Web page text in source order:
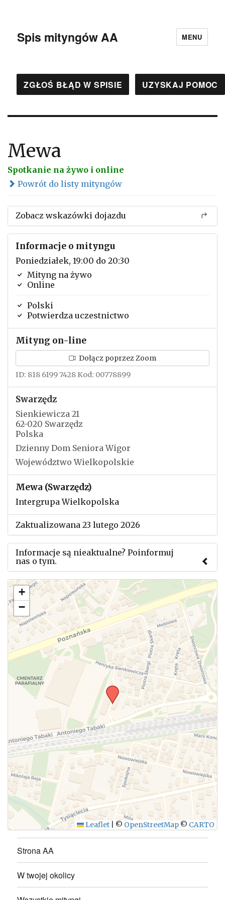
Spis mityngów AA MENU
ZGŁOŚ BŁĄD W SPISIE UZYSKAJ POMOC
Mewa
Spotkanie na żywo i online
Powrót do listy mityngów
Zobacz wskazówki dojazdu
Informacje o mityngu
Poniedziałek, 19:00 do 20:30
Mityng na żywo
Online
Polski
Potwierdza uczestnictwo
Mityng on-line
Dołącz poprzez Zoom
ID: 818 6199 7428 Kod: 00778899
Swarzędz
Sienkiewicza 21
62-020 Swarzędz
Polska
Dzienny Dom Seniora Wigor
Województwo Wielkopolskie
Mewa (Swarzędz)
Intergrupa Wielkopolska
Zaktualizowana 23 lutego 2026
Informacje są nieaktualne? Poinformuj
nas o tym.
Użyj tego formularza aby przesłać informację o
zmianach w powyższym mityngu.
WYŚLIJ
+
−
Leaflet © OpenStreetMap © CARTO
Strona AA
W twojej okolicy